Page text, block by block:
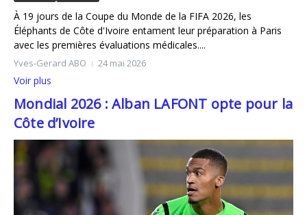
À 19 jours de la Coupe du Monde de la FIFA 2026, les
Éléphants de Côte d'Ivoire entament leur préparation à Paris
avec les premières évaluations médicales....
Yves-Gerard ABO 24 mai 2026
Voir plus
Mondial 2026 : Alban LAFONT opte pour la
Côte d’Ivoire